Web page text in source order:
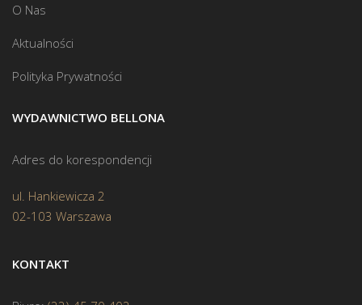
O Nas
Aktualności
Polityka Prywatności
WYDAWNICTWO BELLONA
Adres do korespondencji
ul. Hankiewicza 2
02-103 Warszawa
KONTAKT